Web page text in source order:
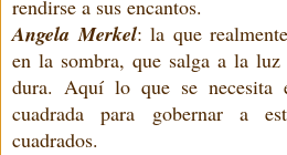
rendirse a sus encantos.
Angela Merkel: la que
en la sombra, que salga a la
dura. Aquí lo que se necesita
cuadrada para gobernar a
cuadrados.